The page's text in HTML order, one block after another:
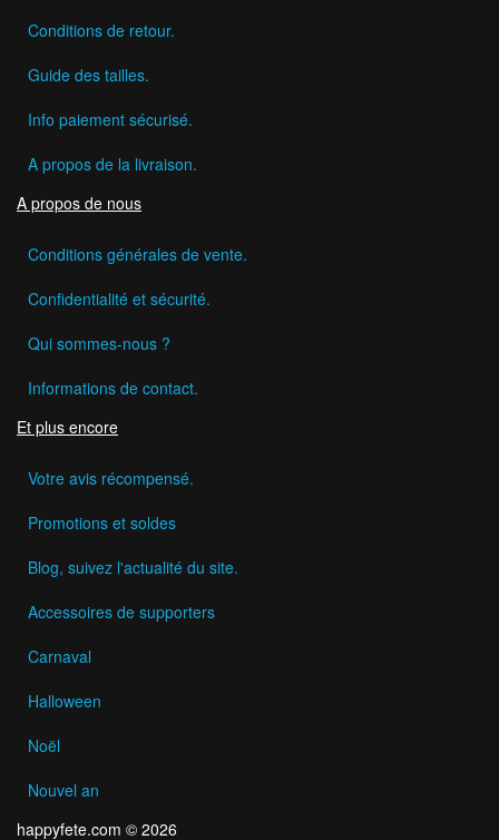
Conditions de retour.
Guide des tailles.
Info paiement sécurisé.
A propos de la livraison.
A propos de nous
Conditions générales de vente.
Confidentialité et sécurité.
Qui sommes-nous ?
Informations de contact.
Et plus encore
Votre avis récompensé.
Promotions et soldes
Blog, suivez l'actualité du site.
Accessoires de supporters
Carnaval
Halloween
Noël
Nouvel an
happyfete.com © 2026